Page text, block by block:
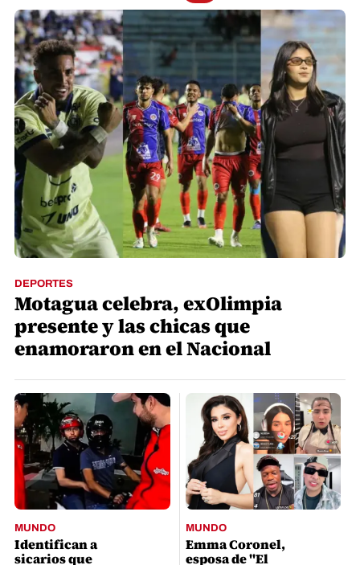
DEPORTES
Motagua celebra, exOlimpia
presente y las chicas que
enamoraron en el Nacional
MUNDO
Identifican a
sicarios que
MUNDO
Emma Coronel,
esposa de "El